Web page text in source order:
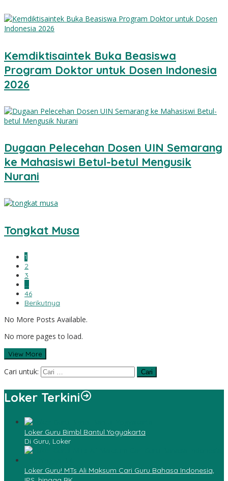
Kemdiktisaintek Buka Beasiswa
Program Doktor untuk Dosen Indonesia
2026
Dugaan Pelecehan Dosen UIN Semarang
ke Mahasiswi Betul-betul Mengusik
Nurani
Tongkat Musa
1
2
3
…
46
Berikutnya
No More Posts Available.
No more pages to load.
View More
Cari untuk:
Loker Terkini
Loker Guru Bimbl Bantul Yogyakarta
Di Guru, Loker
Loker Guru! MTs Ali Maksum Cari Guru Bahasa Indonesia,